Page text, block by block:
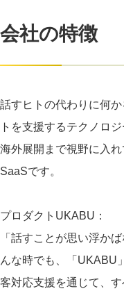
会社の特徴
話すヒトの代わりに何
トを支援するテクノロ
海外展開まで視野に入
SaaSです。
プロダクトUKABU：
「話すことが思い浮か
んな時でも、「UKABU
客対応支援を通じて、